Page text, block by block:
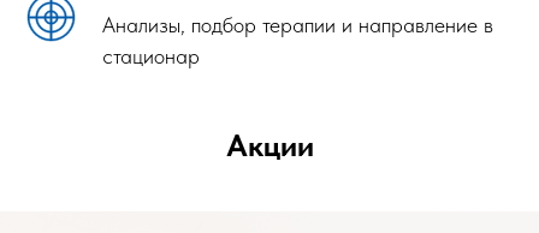
Анализы, подбор терапии и направление в
стационар
Акции